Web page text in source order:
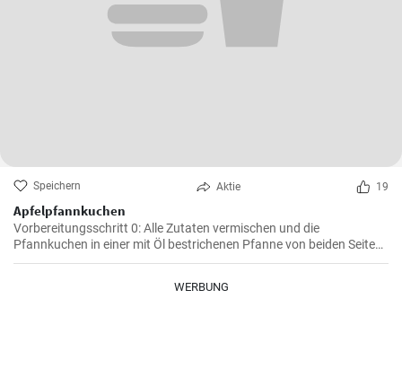
Speichern Aktie 19
Apfelpfannkuchen
Vorbereitungsschritt 0: Alle Zutaten vermischen und die
Pfannkuchen in einer mit Öl bestrichenen Pfanne von beiden Seiten
braten.
WERBUNG